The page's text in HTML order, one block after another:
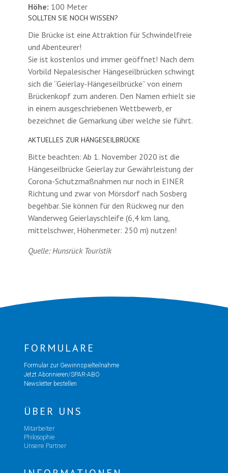
Höhe: 100 Meter
SOLLTEN SIE NOCH WISSEN?
Die Brücke ist eine Attraktion für Schwindelfreie
und Abenteurer!
Sie ist kostenlos und immer geöffnet! Nach dem
Vorbild Nepalesischer Hängeseilbrücken schwingt
sich die “Geierlay-Hängeseilbrücke” von einem
Brückenkopf zum anderen. Den Namen erhielt sie
in einem ausgeschriebenen Wettbewerb, er
bezeichnet die Gemarkung über welche sie führt.
AKTUELLES ZUR HÄNGESEILBRÜCKE
Bitte beachten: Ab 1. November 2020 ist die
Hängeseilbrücke Geierlay zur Gewährleistung der
Corona-Schutzmaßnahmen nur noch in EINER
Richtung und zwar von Mörsdorf nach Sosberg
begehbar. Sie können für den Rückweg nur den
Wanderweg Geierlayschleife (6,4 km lang,
mittelschwer, Höhenmeter: 250 m) nutzen!
Quelle: Hunsrück Touristik
FORMULARE
Formular zur Gewinnspielteilnahme
Jetzt Abonnieren/SPAR-ABO
Newsletter bestellen
ÜBER UNS
Mitarbeiter
Philosophie
Unsere Partner